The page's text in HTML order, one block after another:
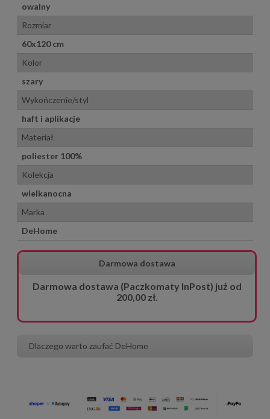
owalny
Rozmiar
60x120 cm
Kolor
szary
Wykończenie/styl
haft i aplikacje
Materiał
poliester 100%
Kolekcja
wielkanocna
Marka
DeHome
Darmowa dostawa
Darmowa dostawa (Paczkomaty InPost) już od
200,00 zł.
Dlaczego warto zaufać DeHome